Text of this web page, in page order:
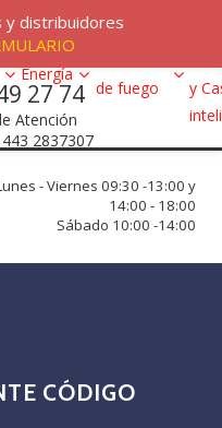
Energía
de fuego
y
27 74
Atención
2837307
- Viernes 09:30 -13:00 y
14:00 - 18:00
Sábado 10:00 -14:00
CÓDIGO
y distribuidores